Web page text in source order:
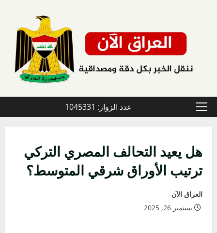
القائمة
عدد الزوار: 1045331
هل يعيد التحالف المصري التركي
ترتيب الأوراق شرقي المتوسط؟
العراق الآن
سبتمبر 26, 2025